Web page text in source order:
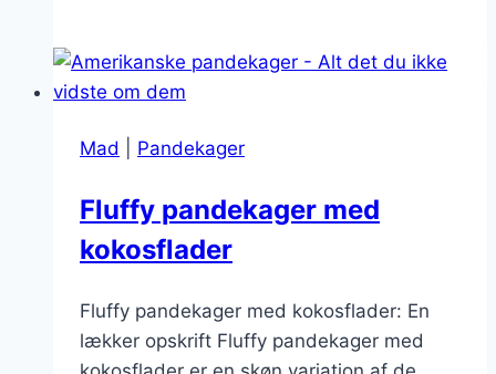
til
hele
Mad
Pandekager
Fluffy pandekager med
kokosflader
Fluffy pandekager med kokosflader: En
lækker opskrift Fluffy pandekager med